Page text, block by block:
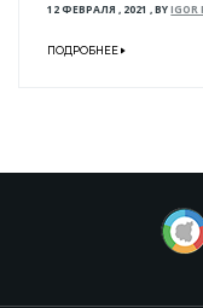
12 ФЕВРАЛЯ , 2021 ,BYIGOR
ПОДРОБНЕЕ